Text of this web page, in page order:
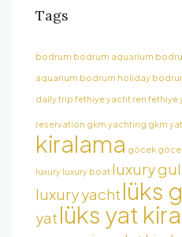
Tags
bodrum bodrum aquarium
aquarium bodrum holiday
daily trip fethiye yacht ren fethiye
reservation gkm yachting gkm
kiralama göcek
luxury luxury boat luxury
luxury yacht lüks
yat lüks yat